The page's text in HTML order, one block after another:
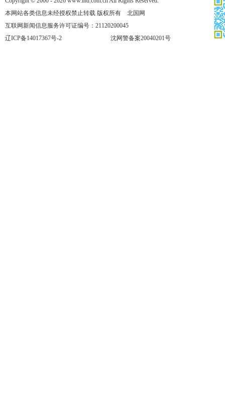
本网站各类信息未经授权禁止转载 版权所有 北国网
互联网新闻信息服务许可证编号：21120200045
辽ICP备14017367号-2
沈网警备案20040201号